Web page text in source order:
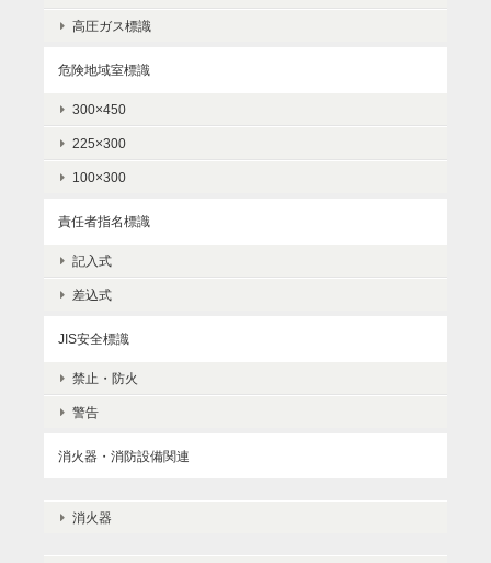
高圧ガス標識
危険地域室標識
300×450
225×300
100×300
責任者指名標識
記入式
差込式
JIS安全標識
禁止・防火
警告
消火器・消防設備関連
消火器